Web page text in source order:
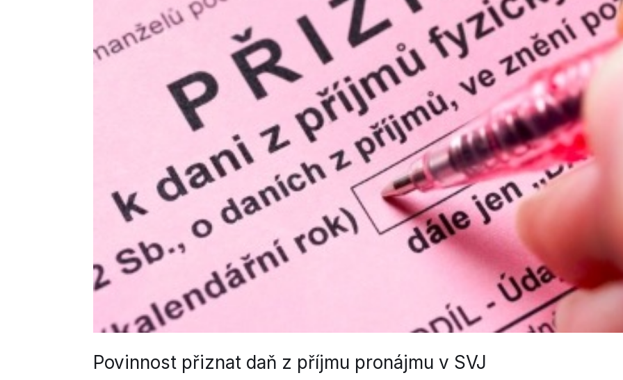
Povinnost přiznat daň z příjmu pronájmu v SVJ